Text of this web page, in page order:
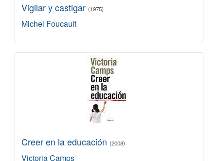
Vigilar y castigar (1975)
Michel Foucault
Creer en la educación (2008)
Victoria Camps